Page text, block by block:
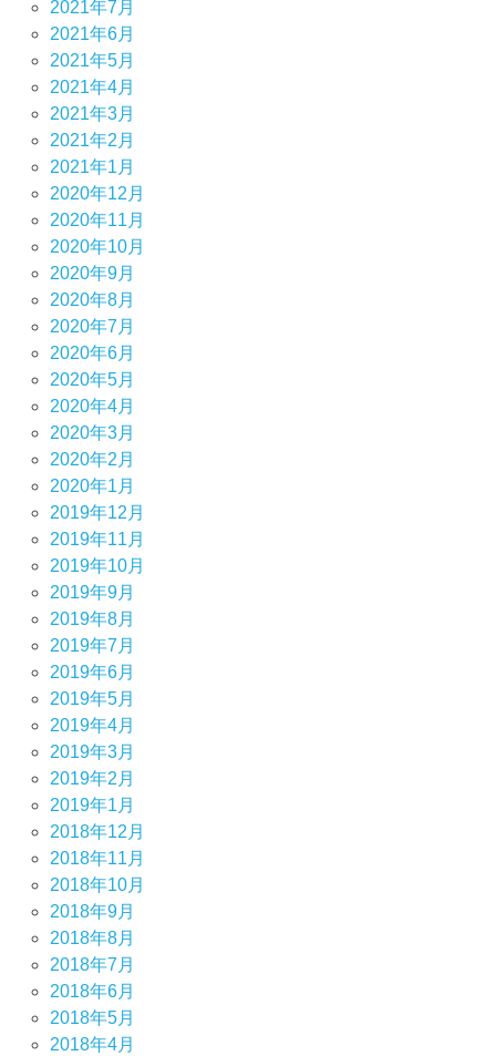
2021年7月
2021年6月
2021年5月
2021年4月
2021年3月
2021年2月
2021年1月
2020年12月
2020年11月
2020年10月
2020年9月
2020年8月
2020年7月
2020年6月
2020年5月
2020年4月
2020年3月
2020年2月
2020年1月
2019年12月
2019年11月
2019年10月
2019年9月
2019年8月
2019年7月
2019年6月
2019年5月
2019年4月
2019年3月
2019年2月
2019年1月
2018年12月
2018年11月
2018年10月
2018年9月
2018年8月
2018年7月
2018年6月
2018年5月
2018年4月